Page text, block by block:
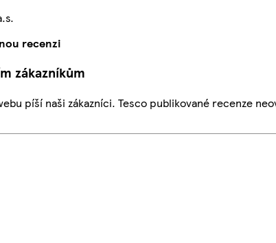
recenzi
zákazníkům
píší naši zákazníci. Tesco publikované recenze